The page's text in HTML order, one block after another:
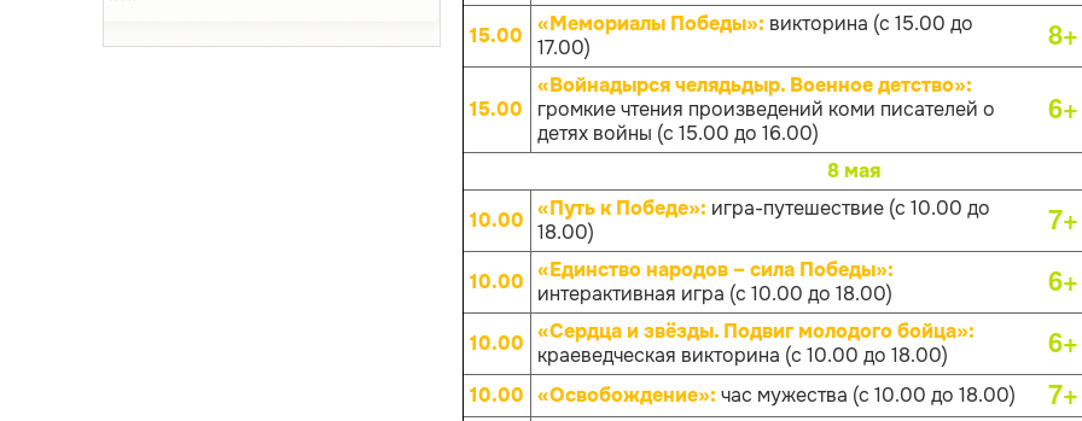
15.00 «Мемориалы Победы»: викторина (с 15.00 до
17.00)
8+
15.00
«Войнадырся челядьдыр. Военное детство»:
громкие чтения произведений коми писателей о
детях войны (с 15.00 до 16.00)
6+
8 мая
10.00 «Путь к Победе»: игра-путешествие (с 10.00 до
18.00)
7+
10.00 «Единство народов – сила Победы»:
интерактивная игра (с 10.00 до 18.00)
6+
10.00 «Сердца и звёзды. Подвиг молодого бойца»:
краеведческая викторина (с 10.00 до 18.00)
6+
10.00 «Освобождение»: час мужества (с 10.00 до 18.00) 7+